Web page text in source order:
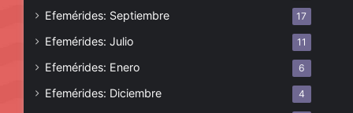
Efemérides: Septiembre 17
Efemérides: Julio 11
Efemérides: Enero 6
Efemérides: Diciembre 4